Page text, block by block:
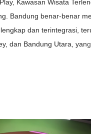
Kawasan Wisata
Bandung benar-benar
dan terintegrasi,
dan Bandung Utara, yang
Putih), rekreasi
destinasi